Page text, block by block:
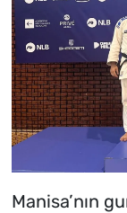
Manisa’nın